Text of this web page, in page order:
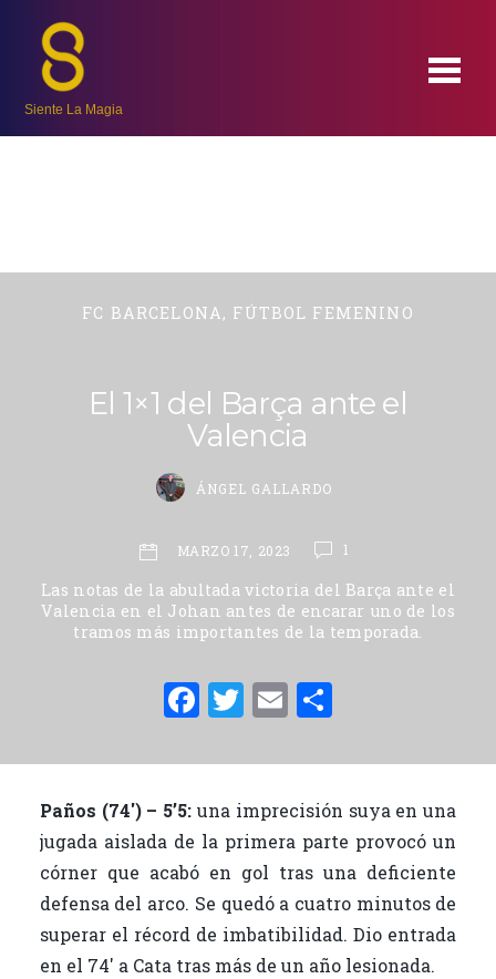
Siente La Magia
FC BARCELONA, FÚTBOL FEMENINO
El 1×1 del Barça ante el
Valencia
ÁNGEL GALLARDO
MARZO 17, 2023 1
Las notas de la abultada victoria del Barça ante el
Valencia en el Johan antes de encarar uno de los
tramos más importantes de la temporada.
F
c
e
b
o
o
k
T
it
te
r
E
ai
l
m
p
ar
ti
r
Paños (74′) – 5’5: una imprecisión suya en una
jugada aislada de la primera parte provocó un
córner que acabó en gol tras una deficiente
defensa del arco. Se quedó a cuatro minutos de
superar el récord de imbatibilidad. Dio entrada
en el 74′ a Cata tras más de un año lesionada.